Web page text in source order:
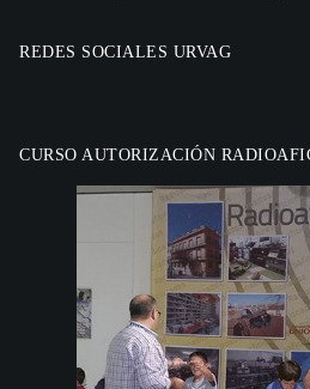
REDES SOCIALES URVAG
CURSO AUTORIZACIÓN